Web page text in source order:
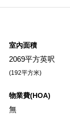
室內面積
2069平方英呎
(192平方米)
物業費(HOA)
無